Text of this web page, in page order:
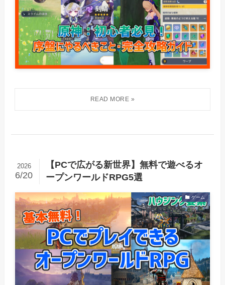
【PCで広がる新世界】無料で遊べるオ
ープンワールドRPG5選
2026
6/20
ゲーム